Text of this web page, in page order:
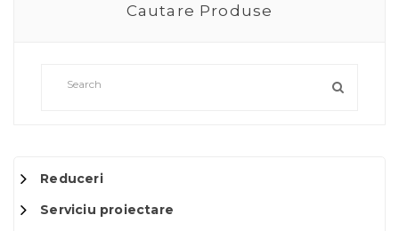
Cautare Produse
Reduceri
Serviciu proiectare